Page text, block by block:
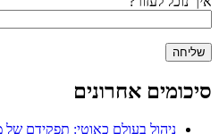
סיכומים אחרונים